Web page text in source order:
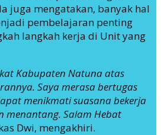
juga mengatakan, banyak hal
pembelajaran penting
langkah kerja di Unit yang
Kabupaten Natuna atas
Saya merasa bertugas
menikmati suasana bekerja
menantang. Salam Hebat
Dwi, mengakhiri.